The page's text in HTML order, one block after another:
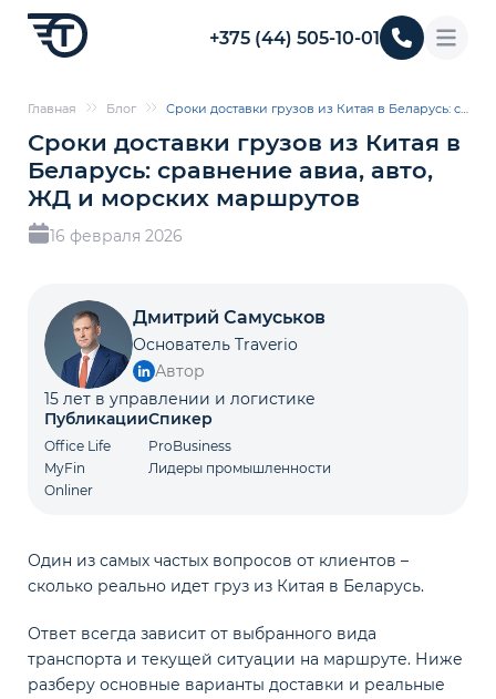
Главная Блог Сроки доставки грузов из Китая в Беларусь: сравнение авиа, авто, ЖД и морских маршрутов
Сроки доставки грузов из Китая в
Беларусь: сравнение авиа, авто,
ЖД и морских маршрутов
16 февраля 2026
Дмитрий Самуськов
Основатель Traverio
Автор
15 лет в управлении и логистике
Публикации
Office Life
MyFin
Onliner
Спикер
ProBusiness
Лидеры промышленности
Один из самых частых вопросов от клиентов –
сколько реально идет груз из Китая в Беларусь.
Ответ всегда зависит от выбранного вида
транспорта и текущей ситуации на маршруте. Ниже
разберу основные варианты доставки и реальные
+375 (44) 505-10-01